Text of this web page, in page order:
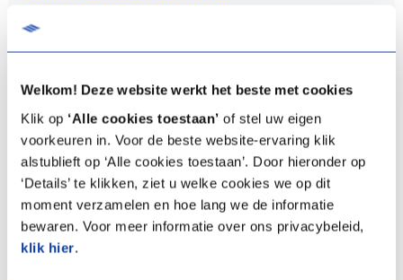
Welkom! Deze website werkt het beste met cookies
Klik op ‘Alle cookies toestaan’ of stel uw eigen
voorkeuren in. Voor de beste website-ervaring klik
alstublieft op ‘Alle cookies toestaan’. Door hieronder op
‘Details’ te klikken, ziet u welke cookies we op dit
moment verzamelen en hoe lang we de informatie
bewaren. Voor meer informatie over ons privacybeleid,
klik hier.
Privacy- en cookieverklaring Itho Daalderop website
Gebruiksvoorwaarden Service-app